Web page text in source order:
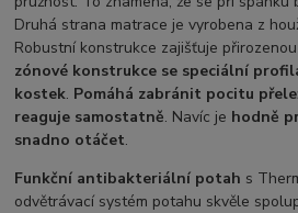
Druhá strana matrace je vyrobena z
Robustní konstrukce zajišťuje
zónové konstrukce se speciální
kostek. Pomáhá zabránit pocitu
reaguje samostatně. Navíc je hodně
snadno otáčet.
Funkční antibakteriální potah s
odvětrávací systém potahu skvěle